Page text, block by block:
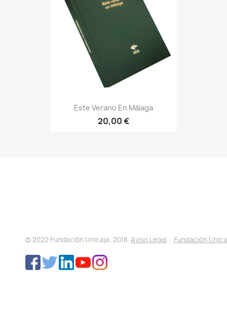
Este Verano En Málaga
20,00 €
© 2022 Fundación Unicaja, 2018.Aviso Legal · Fundación